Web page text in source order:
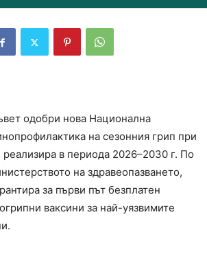
одобри нова Национална
на сезонния грип при
в периода 2026–2030 г. По
на здравеопазването,
за първи път безплатен
ваксини за най-уязвимите